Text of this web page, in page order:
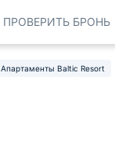
ПРОВЕРИТЬ БРОНЬ
Апартаменты Baltic Resort